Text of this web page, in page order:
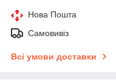
Нова Пошта
Самовивіз
Всі умови доставки